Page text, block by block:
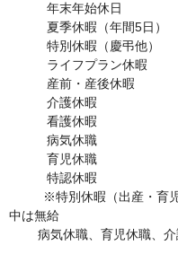
年末年始休日
夏季休暇（年間5日）
特別休暇（慶弔他）
ライフプラン休暇
産前・産後休暇
介護休暇
看護休暇
病気休職
育児休職
特認休暇
中は無給